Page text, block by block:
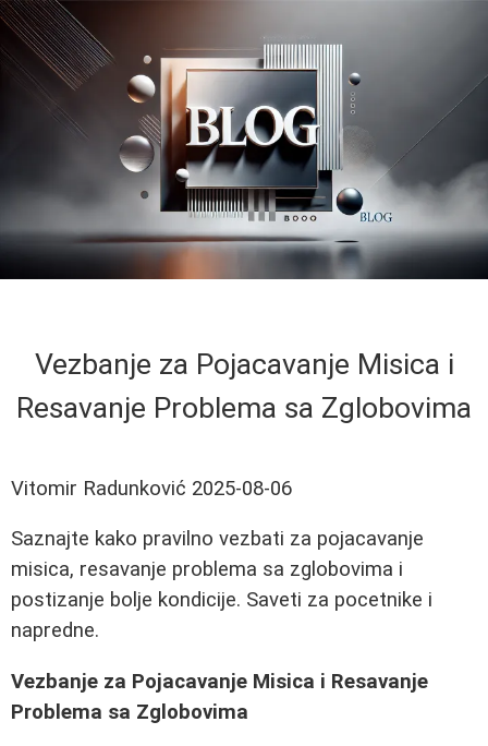
Vezbanje za Pojacavanje Misica i
Resavanje Problema sa Zglobovima
Vitomir Radunković 2025-08-06
Saznajte kako pravilno vezbati za pojacavanje
misica, resavanje problema sa zglobovima i
postizanje bolje kondicije. Saveti za pocetnike i
napredne.
Vezbanje za Pojacavanje Misica i Resavanje
Problema sa Zglobovima